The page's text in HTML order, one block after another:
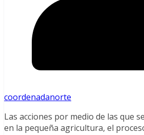
coordenadanorte
Las acciones por medio de las que
en la pequeña agricultura, el